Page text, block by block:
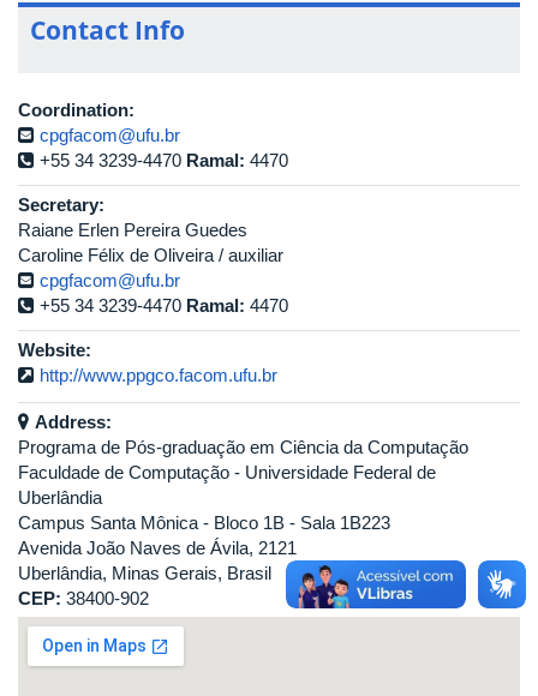
Contact Info
Coordination:
cpgfacom@ufu.br
+55 34 3239-4470 Ramal: 4470
Secretary:
Raiane Erlen Pereira Guedes
Caroline Félix de Oliveira / auxiliar
cpgfacom@ufu.br
+55 34 3239-4470 Ramal: 4470
Website:
http://www.ppgco.facom.ufu.br
Address:
Programa de Pós-graduação em Ciência da Computação
Faculdade de Computação - Universidade Federal de
Uberlândia
Campus Santa Mônica - Bloco 1B - Sala 1B223
Avenida João Naves de Ávila, 2121
Uberlândia, Minas Gerais, Brasil
CEP: 38400-902